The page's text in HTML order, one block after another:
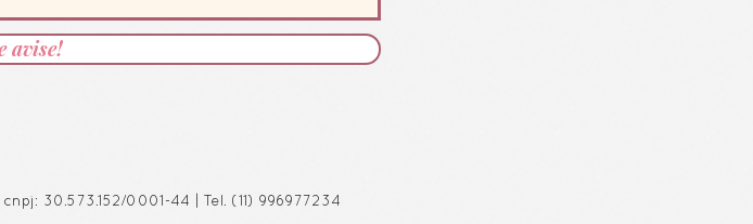
avise!
30.573.152/0001-44 | Tel. (11) 996977234